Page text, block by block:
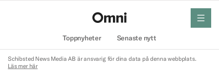
Toppnyheter Senaste nytt
meny
Schibsted News Media AB är ansvarig för dina data på denna webbplats.
Läs mer här